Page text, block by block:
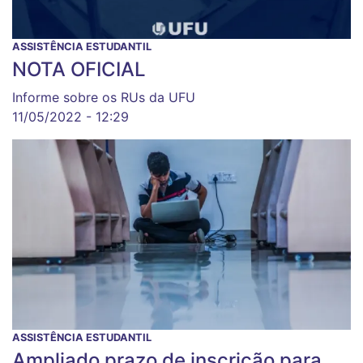
ASSISTÊNCIA ESTUDANTIL
NOTA OFICIAL
Informe sobre os RUs da UFU
11/05/2022 - 12:29
ASSISTÊNCIA ESTUDANTIL